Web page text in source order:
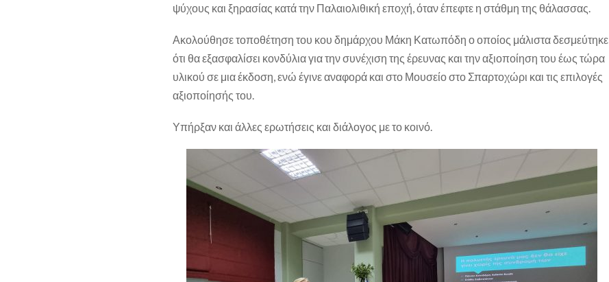
ψύχους και ξηρασίας κατά την Παλαιολιθική εποχή, όταν έπεφτε η στάθμη της θάλασσας.
Ακολούθησε τοποθέτηση του κου δημάρχου Μάκη Κατωπόδη ο οποίος μάλιστα δεσμεύτηκε
ότι θα εξασφαλίσει κονδύλια για την συνέχιση της έρευνας και την αξιοποίηση του έως τώρα
υλικού σε μια έκδοση, ενώ έγινε αναφορά και στο Μουσείο στο Σπαρτοχώρι και τις επιλογές
αξιοποίησής του.
Υπήρξαν και άλλες ερωτήσεις και διάλογος με το κοινό.